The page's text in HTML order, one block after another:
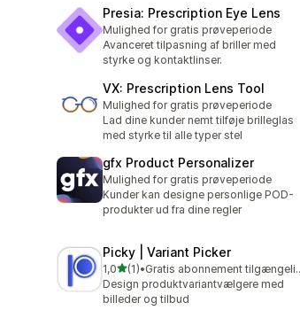
Presia: Prescription Eye Lens
Mulighed for gratis prøveperiode
Avanceret tilpasning af briller med
styrke og kontaktlinser.
VX: Prescription Lens Tool
Mulighed for gratis prøveperiode
Lad dine kunder nemt tilføje brilleglas
med styrke til alle typer stel
gfx Product Personalizer
Mulighed for gratis prøveperiode
Kunder kan designe personlige POD-
produkter ud fra dine regler
Picky | Variant Picker
1,0ud af 5 stjerner
(1)
1 anmeldelser i alt
•
Gratis
Design produktvariantvælgere med
billeder og tilbud